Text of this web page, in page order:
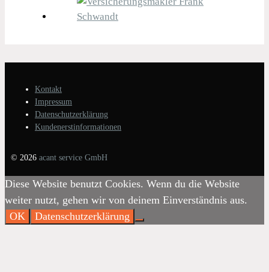
Kontakt
Impressum
Datenschutzerklärung
Kundenerstinformationen
© 2026 acant service GmbH
Diese Website benutzt Cookies. Wenn du die Website
weiter nutzt, gehen wir von deinem Einverständnis aus.
OK
Datenschutzerklärung